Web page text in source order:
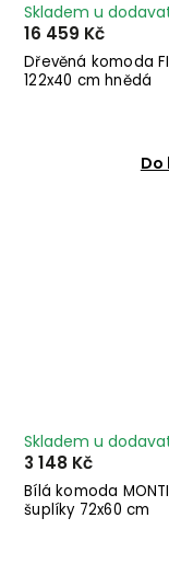
Dřevěná komoda
122x40 cm hnědá
Skladem u
16 459 Kč
Do
Bílá komoda
šuplíky 72x60 cm
Skladem u
3 148 Kč